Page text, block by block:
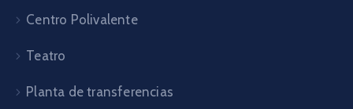
Centro Polivalente
Teatro
Planta de transferencias